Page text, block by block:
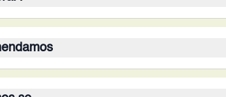
armazenamento, oferecem uma
de usuários acostumados com as